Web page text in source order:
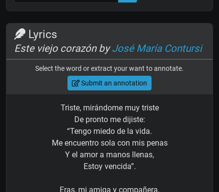
Lyrics
Este viejo corazón byJosé María Contursi
Select the word or extract your want to annotate.
Submit an annotation
Triste, mirándome muy triste
De pronto me dijiste:
“Tengo miedo de la vida.
Me encuentro sola con mis penas
Y el amor a manos llenas,
Estoy vencida”.
Eras, mi amiga y compañera,